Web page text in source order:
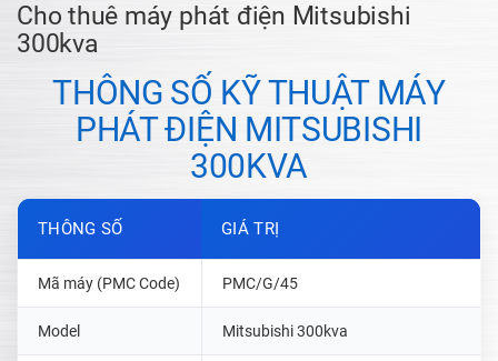
Cho thuê máy phát điện Mitsubishi
300kva
THÔNG SỐ KỸ THUẬT MÁY
PHÁT ĐIỆN MITSUBISHI
300KVA
THÔNG SỐ GIÁ TRỊ
Mã máy (PMC Code) PMC/G/45
Model Mitsubishi 300kva